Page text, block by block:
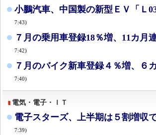
小鵬汽車、中国製の新型ＥＶ「Ｌ
7:43)
７月の乗用車登録18％増、11カ月
7:42)
７月のバイク新車登録４％増、６
7:40)
電気・電子・ＩＴ
電子スターズ、上半期は５割増収
7:39)